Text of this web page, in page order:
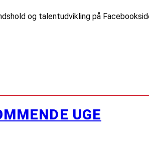
og talentudvikling på
UGE